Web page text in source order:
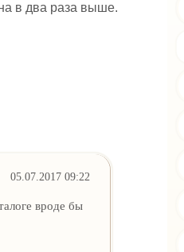
в два раза выше.
05.07.2017 09:22
вроде бы